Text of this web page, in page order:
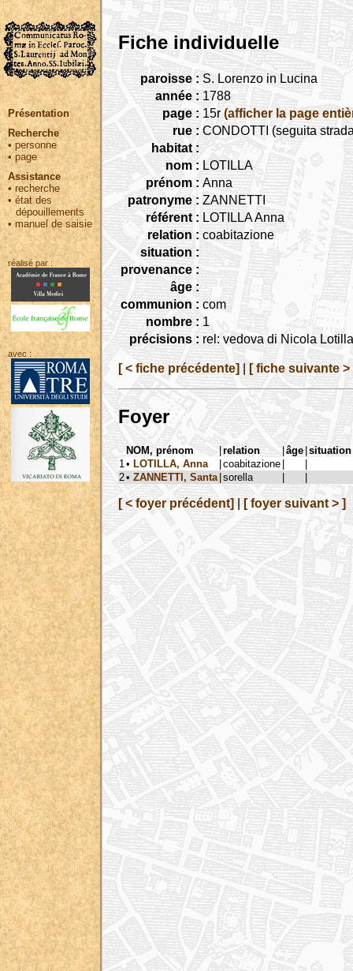
Présentation
Recherche
• personne
•page
Assistance
• recherche
•état des
dépouillements
•manuel de saisie
réalisé par :
avec :
Fiche individuelle
paroisse : S. Lorenzo in Lucina
année : 1788
page : 15r (afficher la page
rue : CONDOTTI (seguita
habitat :
nom : LOTILLA
prénom : Anna
patronyme : ZANNETTI
référent : LOTILLA Anna
relation : coabitazione
situation :
provenance :
âge :
communion : com
nombre : 1
précisions : rel: vedova di Nicola Lotilla
[ < fiche précédente] [ fiche suivante >
Foyer
NOM, prénom |relation |âge |situation
1 • LOTILLA, Anna |coabitazione |
|
2• ZANNETTI, Santa |sorella | |
[ < foyer précédent] [ foyer suivant > ]